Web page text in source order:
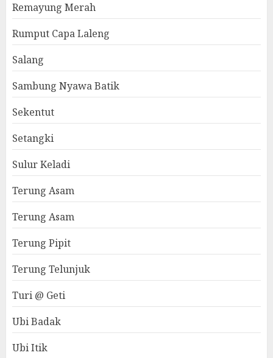
Remayung Merah
Rumput Capa Laleng
Salang
Sambung Nyawa Batik
Sekentut
Setangki
Sulur Keladi
Terung Asam
Terung Asam
Terung Pipit
Terung Telunjuk
Turi @ Geti
Ubi Badak
Ubi Itik